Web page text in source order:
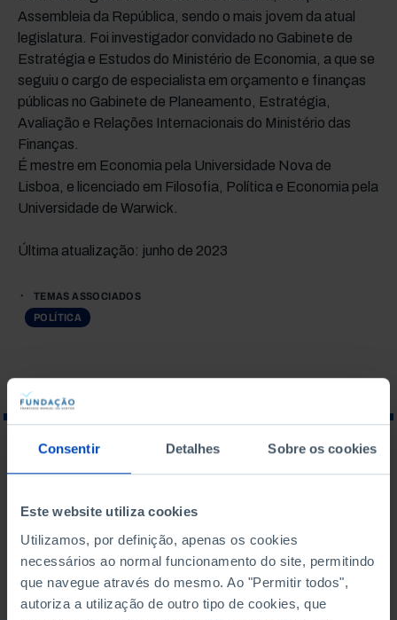
Consentir Detalhes Sobre os cookies
Este website utiliza cookies
Utilizamos, por definição, apenas os cookies
necessários ao normal funcionamento do site, permitindo
que navegue através do mesmo. Ao "Permitir todos",
autoriza a utilização de outro tipo de cookies, que
Assembleia da República, sendo o mais jovem da atual
legislatura. Foi investigador convidado no Gabinete de
Estratégia e Estudos do Ministério de Economia, a que se
seguiu o cargo de especialista em orçamento e finanças
públicas no Gabinete de Planeamento, Estratégia,
Avaliação e Relações Internacionais do Ministério das
Finanças.
É mestre em Economia pela Universidade Nova de
Lisboa, e licenciado em Filosofia, Política e Economia pela
Universidade de Warwick.
Última atualização: junho de 2023
TEMAS ASSOCIADOS
POLÍTICA
O QUE PROCURA?